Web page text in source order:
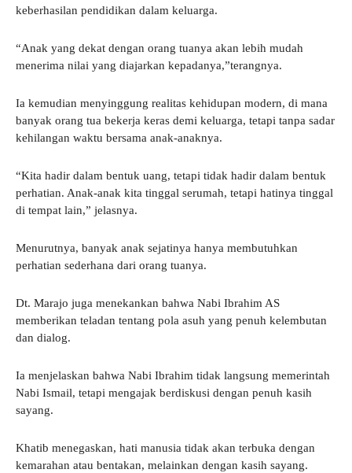
keberhasilan pendidikan dalam keluarga.
“Anak yang dekat dengan orang tuanya akan lebih mudah
menerima nilai yang diajarkan kepadanya,”terangnya.
Ia kemudian menyinggung realitas kehidupan modern, di mana
banyak orang tua bekerja keras demi keluarga, tetapi tanpa sadar
kehilangan waktu bersama anak-anaknya.
“Kita hadir dalam bentuk uang, tetapi tidak hadir dalam bentuk
perhatian. Anak-anak kita tinggal serumah, tetapi hatinya tinggal
di tempat lain,” jelasnya.
Menurutnya, banyak anak sejatinya hanya membutuhkan
perhatian sederhana dari orang tuanya.
Dt. Marajo juga menekankan bahwa Nabi Ibrahim AS
memberikan teladan tentang pola asuh yang penuh kelembutan
dan dialog.
Ia menjelaskan bahwa Nabi Ibrahim tidak langsung memerintah
Nabi Ismail, tetapi mengajak berdiskusi dengan penuh kasih
sayang.
Khatib menegaskan, hati manusia tidak akan terbuka dengan
kemarahan atau bentakan, melainkan dengan kasih sayang.